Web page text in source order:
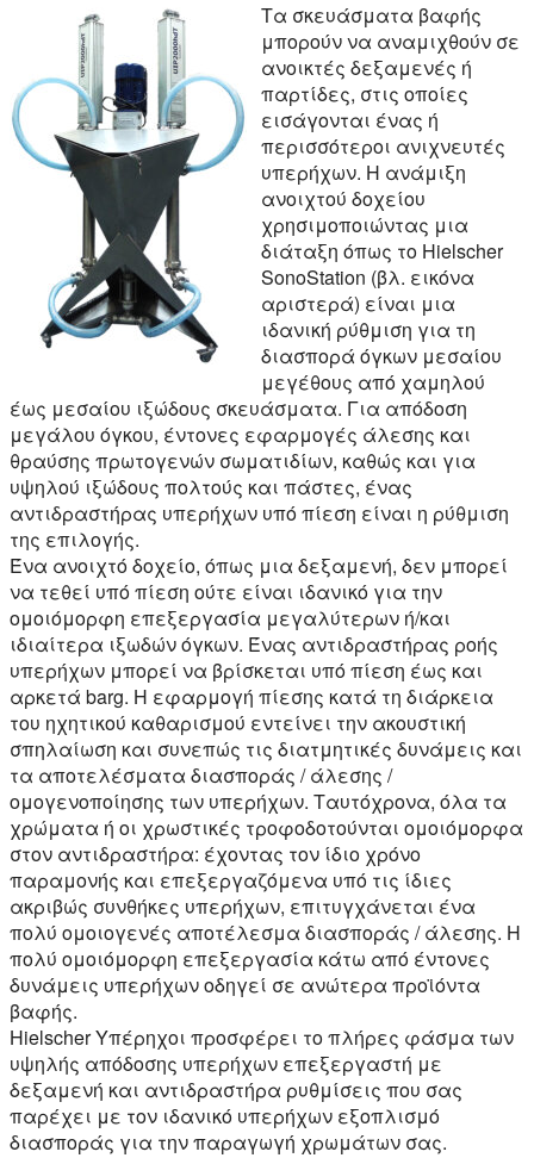
Τα σκευάσματα βαφής
μπορούν να αναμιχθούν σε
ανοικτές δεξαμενές ή
παρτίδες, στις οποίες
εισάγονται ένας ή
περισσότεροι ανιχνευτές
υπερήχων. Η ανάμιξη
ανοιχτού δοχείου
χρησιμοποιώντας μια
διάταξη όπως το Hielscher
SonoStation (βλ. εικόνα
αριστερά) είναι μια
ιδανική ρύθμιση για τη
διασπορά όγκων μεσαίου
μεγέθους από χαμηλού
έως μεσαίου ιξώδους σκευάσματα. Για απόδοση
μεγάλου όγκου, έντονες εφαρμογές άλεσης και
θραύσης πρωτογενών σωματιδίων, καθώς και για
υψηλού ιξώδους πολτούς και πάστες, ένας
αντιδραστήρας υπερήχων υπό πίεση είναι η ρύθμιση
της επιλογής.
Ένα ανοιχτό δοχείο, όπως μια δεξαμενή, δεν μπορεί
να τεθεί υπό πίεση ούτε είναι ιδανικό για την
ομοιόμορφη επεξεργασία μεγαλύτερων ή/και
ιδιαίτερα ιξωδών όγκων. Ένας αντιδραστήρας ροής
υπερήχων μπορεί να βρίσκεται υπό πίεση έως και
αρκετά barg. Η εφαρμογή πίεσης κατά τη διάρκεια
του ηχητικού καθαρισμού εντείνει την ακουστική
σπηλαίωση και συνεπώς τις διατμητικές δυνάμεις και
τα αποτελέσματα διασποράς / άλεσης /
ομογενοποίησης των υπερήχων. Ταυτόχρονα, όλα τα
χρώματα ή οι χρωστικές τροφοδοτούνται ομοιόμορφα
στον αντιδραστήρα: έχοντας τον ίδιο χρόνο
παραμονής και επεξεργαζόμενα υπό τις ίδιες
ακριβώς συνθήκες υπερήχων, επιτυγχάνεται ένα
πολύ ομοιογενές αποτέλεσμα διασποράς / άλεσης. Η
πολύ ομοιόμορφη επεξεργασία κάτω από έντονες
δυνάμεις υπερήχων οδηγεί σε ανώτερα προϊόντα
βαφής.
Hielscher Υπέρηχοι προσφέρει το πλήρες φάσμα των
υψηλής απόδοσης υπερήχων επεξεργαστή με
δεξαμενή και αντιδραστήρα ρυθμίσεις που σας
παρέχει με τον ιδανικό υπερήχων εξοπλισμό
διασποράς για την παραγωγή χρωμάτων σας.